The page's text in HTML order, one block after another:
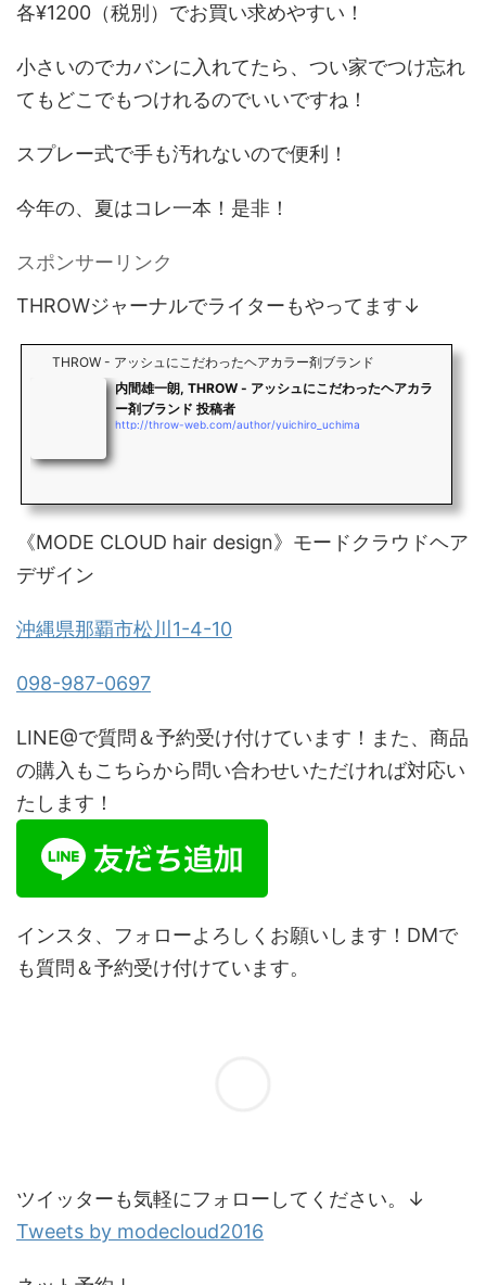
各¥1200（税別）でお買い求めやすい！
小さいのでカバンに入れてたら、つい家でつけ忘れ
てもどこでもつけれるのでいいですね！
スプレー式で手も汚れないので便利！
今年の、夏はコレ一本！是非！
スポンサーリンク
THROWジャーナルでライターもやってます↓
THROW - アッシュにこだわったヘアカラー剤ブランド
内間雄一朗, THROW - アッシュにこだわったヘアカラ
ー剤ブランド 投稿者
http://throw-web.com/author/yuichiro_uchima
《MODE CLOUD hair design》モードクラウドヘア
デザイン
沖縄県那覇市松川1-4-10
098-987-0697
LINE@で質問＆予約受け付けています！また、商品
の購入もこちらから問い合わせいただければ対応い
たします！
インスタ、フォローよろしくお願いします！DMで
も質問＆予約受け付けています。
ツイッターも気軽にフォローしてください。↓
Tweets by modecloud2016